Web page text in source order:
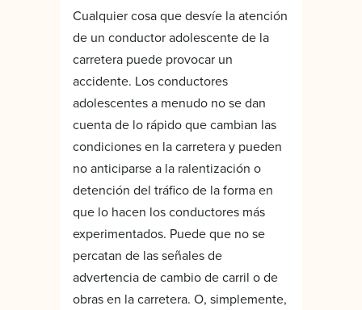
Cualquier cosa que desvíe la atención
de un conductor adolescente de la
carretera puede provocar un
accidente. Los conductores
adolescentes a menudo no se dan
cuenta de lo rápido que cambian las
condiciones en la carretera y pueden
no anticiparse a la ralentización o
detención del tráfico de la forma en
que lo hacen los conductores más
experimentados. Puede que no se
percatan de las señales de
advertencia de cambio de carril o de
obras en la carretera. O, simplemente,